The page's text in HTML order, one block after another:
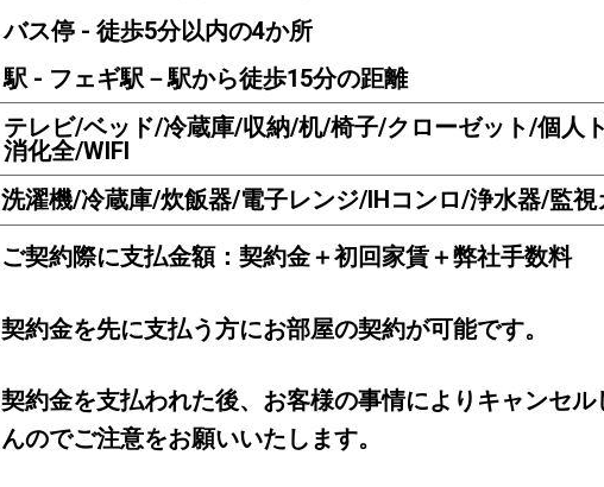
バス停 - 徒歩5分以内の4か所
駅 - フェギ駅－駅から徒歩15分の距離
テレビ/ベッド/冷蔵庫/収納/机/椅子/クローゼット/個人
消化全/WIFI
洗濯機/冷蔵庫/炊飯器/電子レンジ/IHコンロ/浄水器/監視
ご契約際に支払金額：契約金＋初回家賃＋弊社手数料
契約金を先に支払う方にお部屋の契約が可能です。
契約金を支払われた後、お客様の事情によりキャンセ
んのでご注意をお願いいたします。